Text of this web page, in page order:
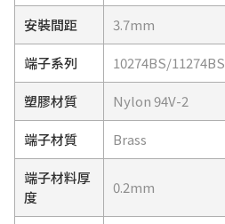
安裝間距 3.7mm
端子系列 10274BS/11274BS
塑膠材質 Nylon 94V-2
端子材質 Brass
端子材料厚
度
0.2mm